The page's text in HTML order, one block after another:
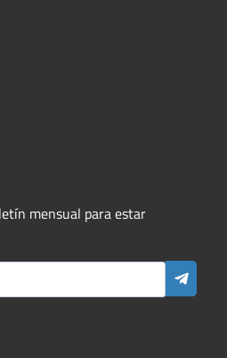
mensual para estar